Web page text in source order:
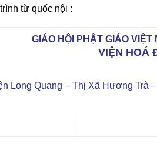
từ quốc nội :
GIÁO HỘI PHẬT GIÁO VIỆT
VIỆN HOÁ
Long Quang – Thị Xã Hương Trà